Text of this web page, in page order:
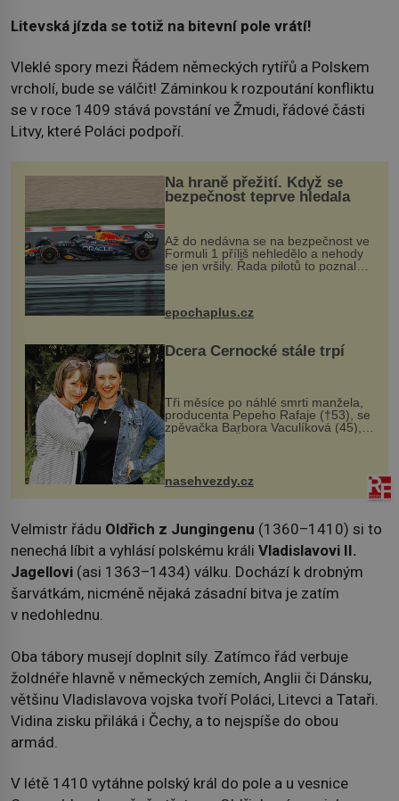
Litevská jízda se totiž na bitevní pole vrátí!
Vleklé spory mezi Řádem německých rytířů a Polskem
vrcholí, bude se válčit! Záminkou k rozpoutání konfliktu
se v roce 1409 stává povstání ve Žmudi, řádové části
Litvy, které Poláci podpoří.
Na hraně přežití. Když se
bezpečnost teprve hledala
Až do nedávna se na bezpečnost ve
Formuli 1 příliš nehledělo a nehody
se jen vršily. Řada pilotů to poznala
na vlastní kůži, často s trvalými
následky nebo bohužel i ztrátou
života. Dnes nepochopiteln...
epochaplus.cz
Dcera Černocké stále trpí
Tři měsíce po náhlé smrti manžela,
producenta Pepeho Rafaje (†53), se
zpěvačka Barbora Vaculíková (45),
dcera Petry Černocké (75), poprvé
ozvala veřejnosti. Na sociální síti
sdílela, že se snaží fung...
nasehvezdy.cz
Velmistr řádu Oldřich z Jungingenu (1360–1410) si to
nenechá líbit a vyhlásí polskému králi Vladislavovi II.
Jagellovi (asi 1363–1434) válku. Dochází k drobným
šarvátkám, nicméně nějaká zásadní bitva je zatím
v nedohlednu.
Oba tábory musejí doplnit síly. Zatímco řád verbuje
žoldnéře hlavně v německých zemích, Anglii či Dánsku,
většinu Vladislavova vojska tvoří Poláci, Litevci a Tataři.
Vidina zisku přiláká i Čechy, a to nejspíše do obou
armád.
V létě 1410 vytáhne polský král do pole a u vesnice